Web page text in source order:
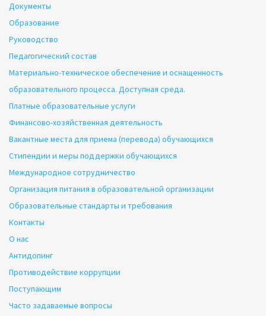
Документы
Образование
Руководство
Педагогический состав
Материально-техническое обеспечение и оснащенность
образовательного процесса. Доступная среда.
Платные образовательные услуги
Финансово-хозяйственная деятельность
Вакантные места для приема (перевода) обучающихся
Стипендии и меры поддержки обучающихся
Международное сотрудничество
Организация питания в образовательной организации
Образовательные стандарты и требования
Контакты
О нас
Антидопинг
Противодействие коррупции
Поступающим
Часто задаваемые вопросы